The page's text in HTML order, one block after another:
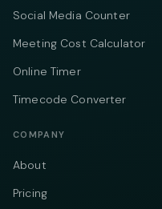
Social Media Counter
Meeting Cost Calculator
Online Timer
Timecode Converter
COMPANY
About
Pricing